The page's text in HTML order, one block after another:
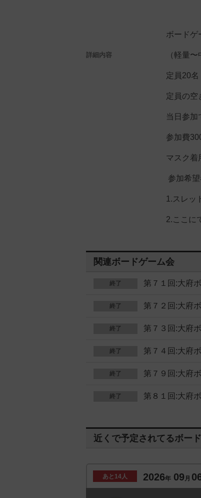
詳細内容
ボードゲ
（軽量
定員20名
定員の空
当日参加
参加費
マスク着
参加希望
1.スレッ
2.ここに
関連ボードゲーム会
終了 第７１回:大府
終了 第７２回:大府
終了 第７３回:大府
終了 第７４回:大府
終了 第７９回:大府
終了 第８１回:大府
近くで予定されてるボー
あと 14人 2026年 09 月